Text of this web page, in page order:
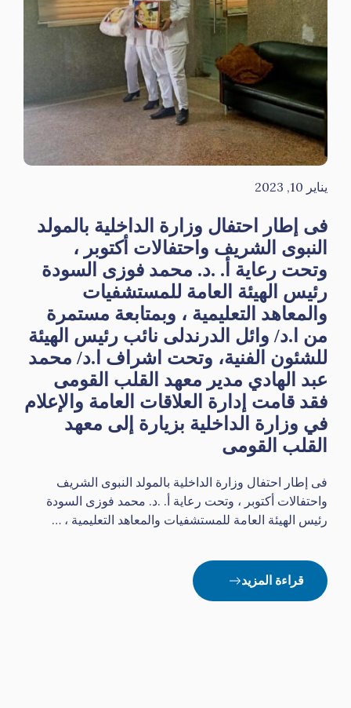
يناير 10, 2023
فى إطار احتفال وزارة الداخلية بالمولد
النبوى الشريف واحتفالات أكتوبر ،
وتحت رعاية أ. .د. محمد فوزى السودة
رئيس الهيئة العامة للمستشفيات
والمعاهد التعليمية ، وبمتابعة مستمرة
من ا.د/ وائل الدرندلى نائب رئيس الهيئة
للشئون الفنية، وتحت اشراف ا.د/ محمد
عبد الهادي مدير معهد القلب القومى
فقد قامت إدارة العلاقات العامة والإعلام
في وزارة الداخلية بزيارة إلى معهد
القلب القومى
فى إطار احتفال وزارة الداخلية بالمولد النبوى الشريف
واحتفالات أكتوبر ، وتحت رعاية أ. .د. محمد فوزى السودة
رئيس الهيئة العامة للمستشفيات والمعاهد التعليمية ، …
قراءة المزيد